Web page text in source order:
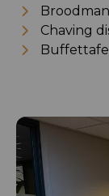
Chaving
Buffettafel